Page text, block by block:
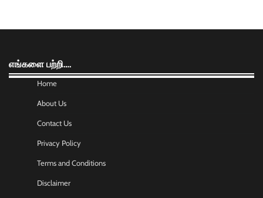
எங்களை பற்றி….
Home
About Us
Contact Us
Privacy Policy
Terms and Conditions
Disclaimer